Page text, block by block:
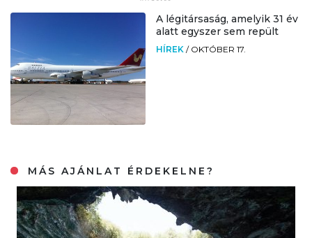
A légitársaság, amelyik 31 év
alatt egyszer sem repült
HÍREK / OKTÓBER 17.
MÁS AJÁNLAT ÉRDEKELNE?